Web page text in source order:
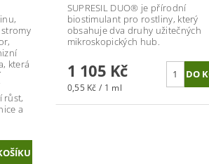
která
růst,
a
SUPRESIL DUO® je přírodní
biostimulant pro rostliny, který
obsahuje dva druhy užitečných
mikroskopických hub.
1 105 Kč
0,55 Kč / 1 ml